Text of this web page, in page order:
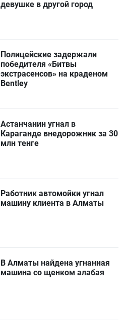
девушке в другой город
Полицейские задержали
победителя «Битвы
экстрасенсов» на краденом
Bentley
Астанчанин угнал в
Караганде внедорожник за 30
млн тенге
Работник автомойки угнал
машину клиента в Алматы
В Алматы найдена угнанная
машина со щенком алабая